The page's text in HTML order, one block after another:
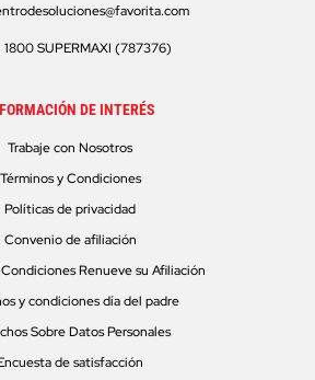
1800 SUPERMAXI (787376)
DE INTERÉS
Trabaje con Nosotros
Términos y Condiciones
Políticas de privacidad
Convenio de afiliación
Renueve su Afiliación
y condiciones día del padre
Sobre Datos Personales
de satisfacción